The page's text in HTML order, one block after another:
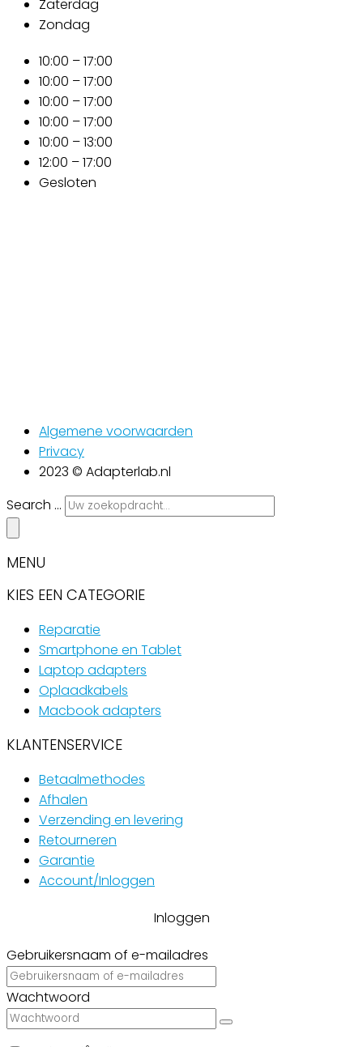
Zaterdag
Zondag
10:00 – 17:00
10:00 – 17:00
10:00 – 17:00
10:00 – 17:00
10:00 – 13:00
12:00 – 17:00
Gesloten
Algemene voorwaarden
Privacy
2023 © Adapterlab.nl
Search ...
MENU
KIES EEN CATEGORIE
Reparatie
Smartphone en Tablet
Laptop adapters
Oplaadkabels
Macbook adapters
KLANTENSERVICE
Betaalmethodes
Afhalen
Verzending en levering
Retourneren
Garantie
Account/Inloggen
Gebruikersnaam of e-mailadres
Wachtwoord